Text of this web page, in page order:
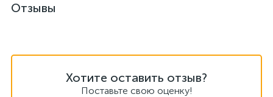
Отзывы
Хотите оставить отзыв?
Поставьте свою оценку!